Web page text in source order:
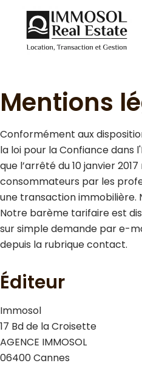
Mentions
Conformément aux
la loi pour la Confiance dans
que l’arrêté du 10 janvier
consommateurs par les
une transaction immobilière.
Notre barème tarifaire est
sur simple demande par e-
depuis la rubrique contact.
Éditeur
Immosol
17 Bd de la Croisette
AGENCE IMMOSOL
06400 Cannes